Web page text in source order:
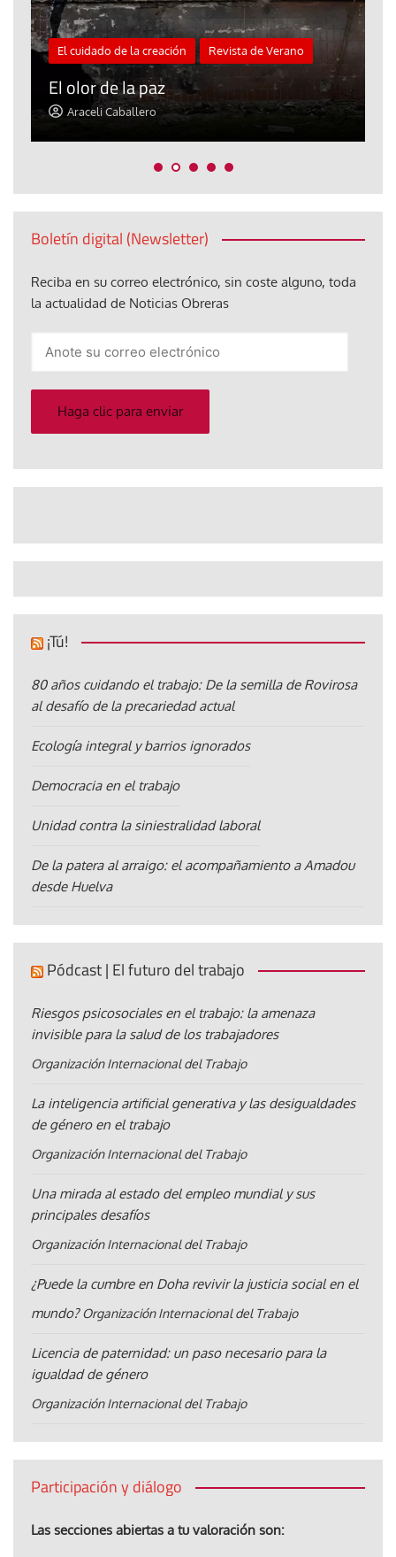
El cuidado de la creación Revista de Verano
El olor de la paz
Araceli Caballero
Boletín digital (Newsletter)
Reciba en su correo electrónico, sin coste alguno, toda
la actualidad de Noticias Obreras
electrónico
Haga clic para enviar
¡Tú!
80 años cuidando el trabajo: De la semilla de Rovirosa
al desafío de la precariedad actual
Ecología integral y barrios ignorados
Democracia en el trabajo
Unidad contra la siniestralidad laboral
De la patera al arraigo: el acompañamiento a Amadou
desde Huelva
Pódcast | El futuro del trabajo
Riesgos psicosociales en el trabajo: la amenaza
invisible para la salud de los trabajadores
Organización Internacional del Trabajo
La inteligencia artificial generativa y las desigualdades
de género en el trabajo
Organización Internacional del Trabajo
Una mirada al estado del empleo mundial y sus
principales desafíos
Organización Internacional del Trabajo
¿Puede la cumbre en Doha revivir la justicia social en el
mundo? Organización Internacional del Trabajo
Licencia de paternidad: un paso necesario para la
igualdad de género
Organización Internacional del Trabajo
Participación y diálogo
Las secciones abiertas a tu valoración son: